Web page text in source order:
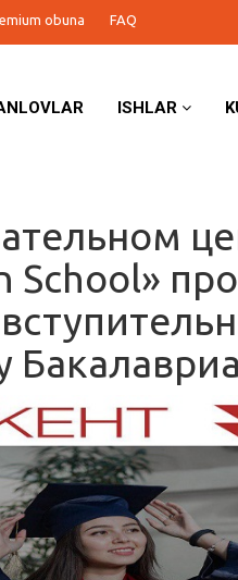
obuna FAQ
ISHLAR
School»